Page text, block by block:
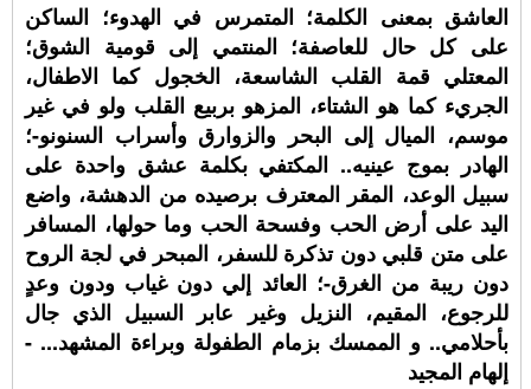
العاشق بمعنى الكلمة؛ المتمرس في الهدوء؛ الساكن
على كل حال للعاصفة؛ المنتمي إلى قومية الشوق؛
المعتلي قمة القلب الشاسعة، الخجول كما الاطفال،
الجريء كما هو الشتاء، المزهو بربيع القلب ولو في غير
موسم، الميال إلى البحر والزوارق وأسراب السنونو-؛
الهادر بموج عينيه.. المكتفي بكلمة عشق واحدة على
سبيل الوعد، المقر المعترف برصيده من الدهشة، واضع
اليد على أرض الحب وفسحة الحب وما حولها، المسافر
على متن قلبي دون تذكرة للسفر، المبحر في لجة الروح
دون ريبة من الغرق-؛ العائد إلي دون غياب ودون وعدٍ
للرجوع، المقيم، النزيل وغير عابر السبيل الذي جال
بأحلامي.. و الممسك بزمام الطفولة وبراءة المشهد... -
إلهام المجيد